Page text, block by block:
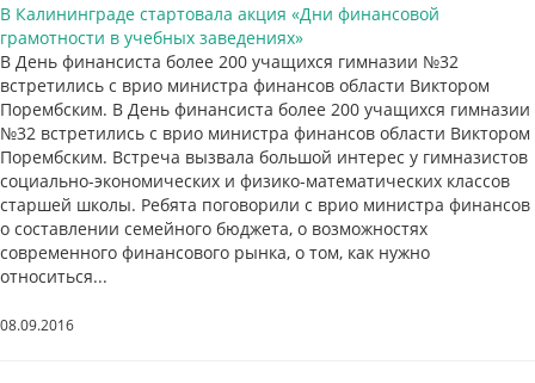
В Калининграде стартовала акция «Дни финансовой
грамотности в учебных заведениях»
В День финансиста более 200 учащихся гимназии №32
встретились с врио министра финансов области Виктором
Порембским. В День финансиста более 200 учащихся гимназии
№32 встретились с врио министра финансов области Виктором
Порембским. Встреча вызвала большой интерес у гимназистов
социально-экономических и физико-математических классов
старшей школы. Ребята поговорили с врио министра финансов
о составлении семейного бюджета, о возможностях
современного финансового рынка, о том, как нужно
относиться...
08.09.2016